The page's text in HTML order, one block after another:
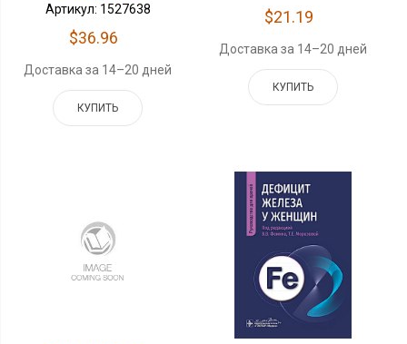
Артикул: 1527638
$36.96
Доставка за 14–20 дней
КУПИТЬ
$21.19
Доставка за 14–20 дней
КУПИТЬ